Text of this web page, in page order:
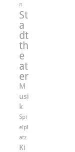
n
St
a
dt
th
e
at
er
M
usi
k
Spi
elpl
atz
Ki